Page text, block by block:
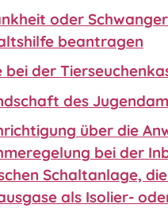
oder
beantragen
bei der
des
über die
bei der
Schaltanlage,
als Isolier-